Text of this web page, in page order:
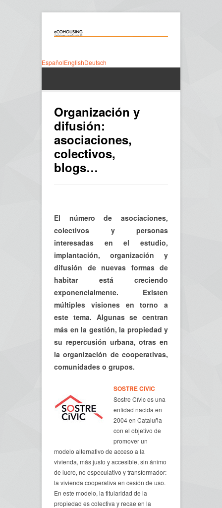
EspañolEnglishDeutsch
Organización y
difusión:
asociaciones,
colectivos,
blogs…
El número de asociaciones,
colectivos y personas
interesadas en el estudio,
implantación, organización y
difusión de nuevas formas de
habitar está creciendo
exponencialmente. Existen
múltiples visiones en torno a
este tema. Algunas se centran
más en la gestión, la propiedad y
su repercusión urbana, otras en
la organización de cooperativas,
comunidades o grupos.
SOSTRE CIVIC
Sostre Cívic es una
entidad nacida en
2004 en Cataluña
con el objetivo de
promover un
modelo alternativo de acceso a la
vivienda, más justo y accesible, sin ánimo
de lucro, no especulativo y transformador:
la vivienda cooperativa en cesión de uso.
En este modelo, la titularidad de la
propiedad es colectiva y recae en la